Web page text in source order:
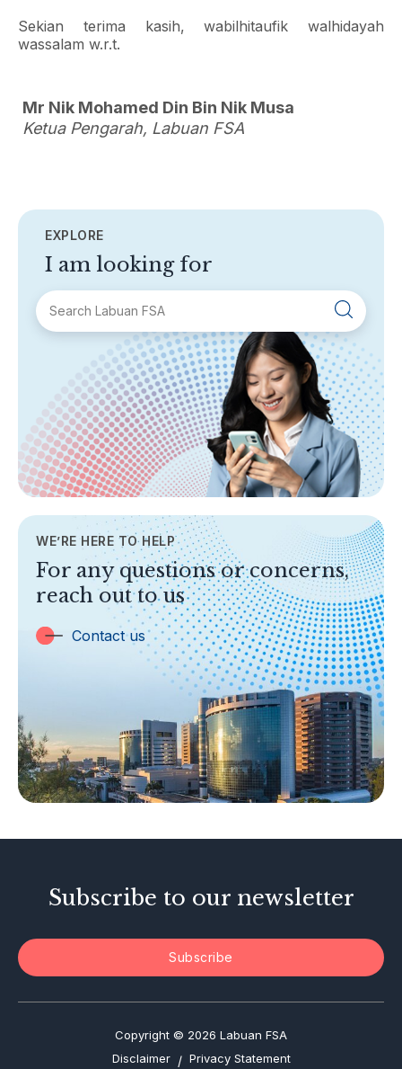
Sekian terima kasih, wabilhitaufik walhidayah
wassalam w.r.t.
Mr Nik Mohamed Din Bin Nik Musa
Ketua Pengarah, Labuan FSA
EXPLORE
I am looking for
About Labuan FSA
Areas of Business
Legislation & Guidelines
General Info
AML/CFT
TOPICS
Banking
Insurance
Trust Companies
Labuan Companies
Islamic Business
Other Businesses
Tax-Related Matters
Investor Alerts
WE’RE HERE TO HELP
For any questions or concerns,
reach out to us
Contact us
Subscribe to our newsletter
Subscribe
Copyright © 2026 Labuan FSA
Disclaimer / Privacy Statement